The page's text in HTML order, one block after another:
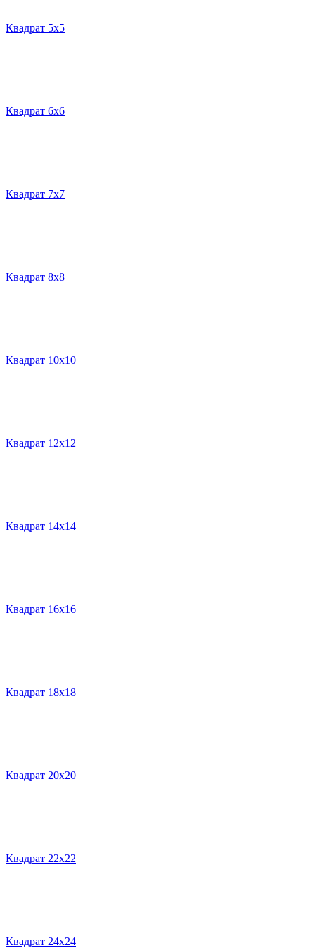
Квадрат 5х5
Квадрат 6х6
Квадрат 7х7
Квадрат 8х8
Квадрат 10х10
Квадрат 12х12
Квадрат 14х14
Квадрат 16х16
Квадрат 18х18
Квадрат 20х20
Квадрат 22х22
Квадрат 24х24